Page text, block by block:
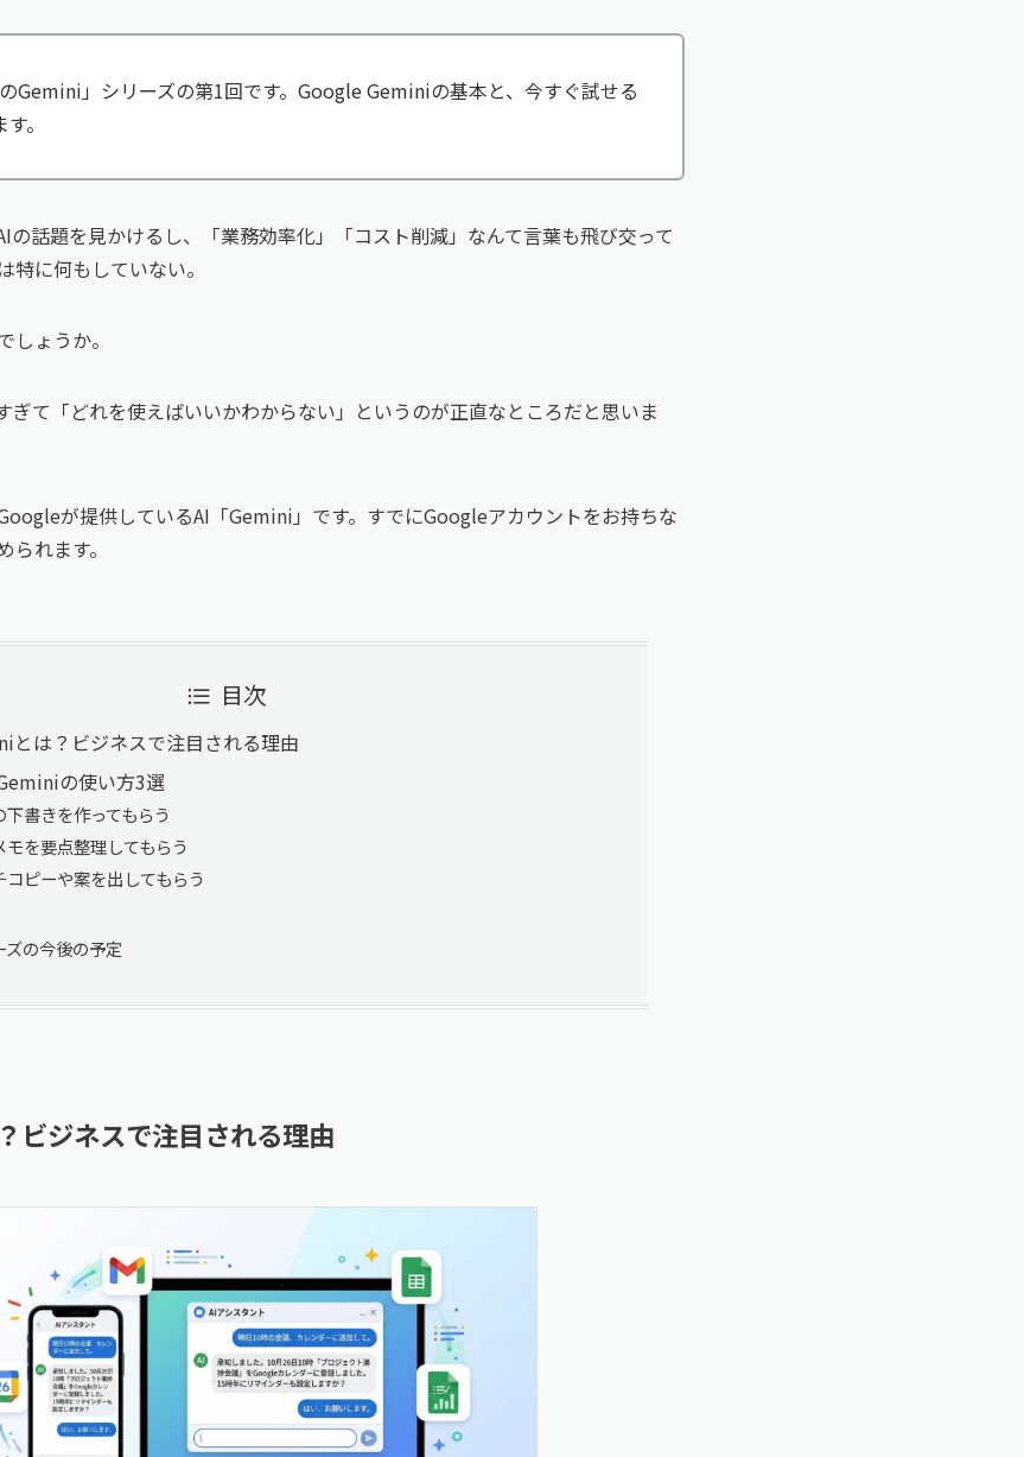
Gemini」シリーズの第1回です。Google Geminiの基本と、今すぐ試せる
。
の話題を見かけるし、「業務効率化」「コスト削減」なんて言葉も飛び交って
特に何もしていない。
しょうか。
ぎて「どれを使えばいいかわからない」というのが正直なところだと思いま
が提供しているAI「Gemini」です。すでにGoogleアカウントをお持ちな
られます。
目次
とは？ビジネスで注目される理由
の使い方3選
下書きを作ってもらう
モを要点整理してもらう
コピーや案を出してもらう
ズの今後の予定
ジネスで注目される理由